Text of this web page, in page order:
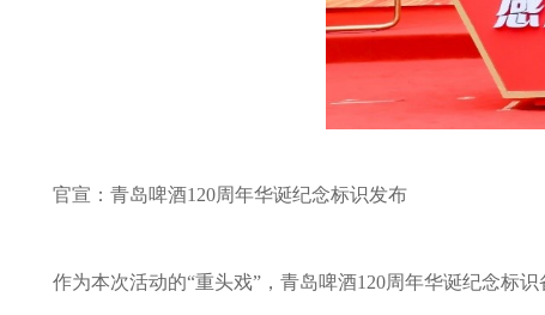
官宣：青岛啤酒120周年华诞纪念标识发布
作为本次活动的“重头戏”，青岛啤酒120周年华诞纪念标